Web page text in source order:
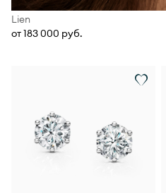
Lien
от 183 000 руб.